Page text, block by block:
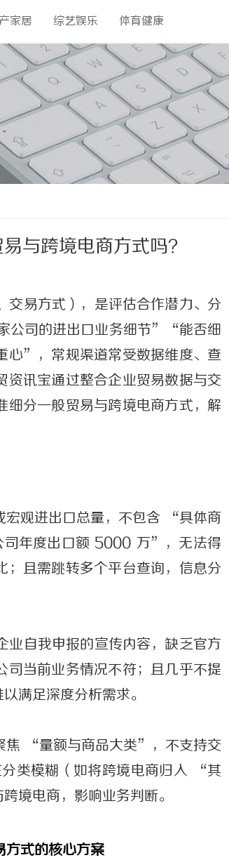
家居 综艺娱乐 体育健康
与跨境电商方式吗？
交易方式），是评估合作潜力、分
公司的进出口业务细节”“能否细
心”，常规渠道常受数据维度、查
资讯宝通过整合企业贸易数据与交
细分一般贸易与跨境电商方式，解
宏观进出口总量，不包含 “具体商
年度出口额 5000 万”，无法得
；且需跳转多个平台查询，信息分
业自我申报的宣传内容，缺乏官方
司当前业务情况不符；且几乎不提
满足深度分析需求。
焦 “量额与商品大类”，不支持交
类模糊（如将跨境电商归入 “其
境电商，影响业务判断。
方式的核心方案
配眼镜 武汉配眼镜 上海配